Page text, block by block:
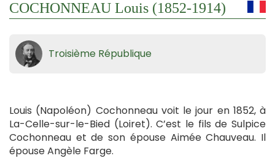
COCHONNEAU Louis (1852-1914)
Troisième République
Louis (Napoléon) Cochonneau voit le jour en 1852, à
La-Celle-sur-le-Bied (Loiret). C’est le fils de Sulpice
Cochonneau et de son épouse Aimée Chauveau. Il
épouse Angèle Farge.